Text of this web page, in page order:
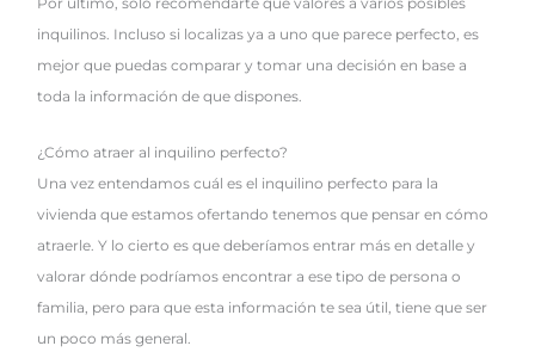
inquilinos. Incluso si localizas ya a uno que parece perfecto, es
mejor que puedas comparar y tomar una decisión en base a
toda la información de que dispones.
¿Cómo atraer al inquilino perfecto?
Una vez entendamos cuál es el inquilino perfecto para la
vivienda que estamos ofertando tenemos que pensar en cómo
atraerle. Y lo cierto es que deberíamos entrar más en detalle y
valorar dónde podríamos encontrar a ese tipo de persona o
familia, pero para que esta información te sea útil, tiene que ser
un poco más general.